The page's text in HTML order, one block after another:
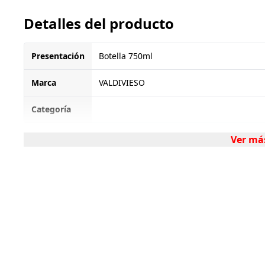
Detalles del producto
Presentación Botella 750ml
Marca VALDIVIESO
Categoría
Ver